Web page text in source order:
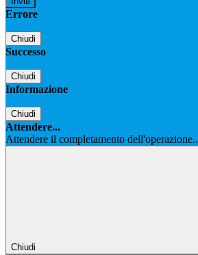
Errore
Chiudi
Successo
Chiudi
Informazione
Chiudi
Attendere...
Attendere il completamento
Chiudi